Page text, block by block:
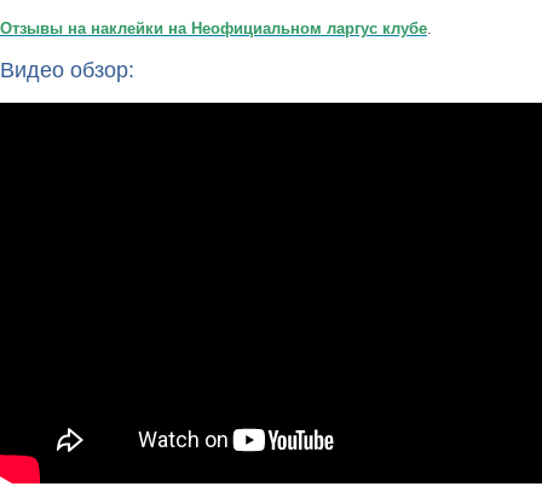
Отзывы на наклейки на Неофициальном ларгус клубе.
Видео обзор: